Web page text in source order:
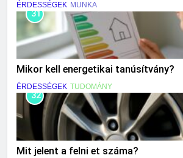
ÉRDESSÉGEK MUNKA
31
Mikor kell energetikai tanúsítvány?
ÉRDESSÉGEK TUDOMÁNY
32
Mit jelent a felni et száma?